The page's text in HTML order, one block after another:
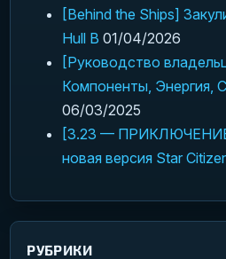
[Behind the Ships]
Hull B 01/04/2026
[Руководство
Компоненты, Энергия,
06/03/2025
[3.23 —
новая версия Star
РУБРИКИ